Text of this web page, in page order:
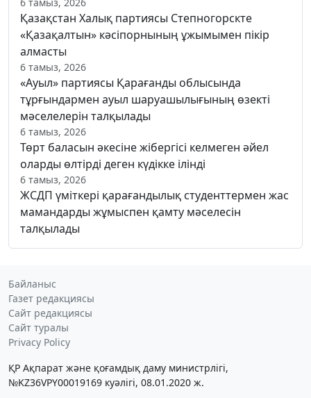
Қазақстан Халық партиясы Степногорскте
«Қазақалтын» кәсіпорнының ұжымымен пікір
алмасты
6 тамыз, 2026
«Ауыл» партиясы Қарағанды облысында
тұрғындармен ауыл шаруашылығының өзекті
мәселелерін талқылады
6 тамыз, 2026
Төрт баласын әкесіне жібергісі келмеген әйел
оларды өлтірді деген күдікке ілінді
6 тамыз, 2026
ЖСДП үміткері қарағандылық студенттермен жас
мамандарды жұмыспен қамту мәселесін
талқылады
Байланыс
Газет редакциясы
Сайт редакциясы
Сайт туралы
Privacy Policy
ҚР Ақпарат және қоғамдық даму министрлігі,
№KZ36VPY00019169 куәлігі, 08.01.2020 ж.